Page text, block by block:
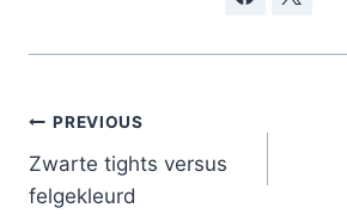
Post
navigation
PREVIOUS
Zwarte tights versus
felgekleurd